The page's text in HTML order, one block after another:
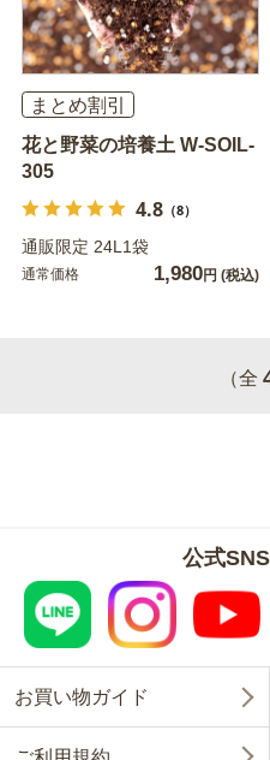
まとめ割引
花と野菜の培養土 W-SOIL-
305
4.8（8）
通販限定 24L1袋
通常価格 1,980円 (税込)
（全
公式
お買い物ガイド